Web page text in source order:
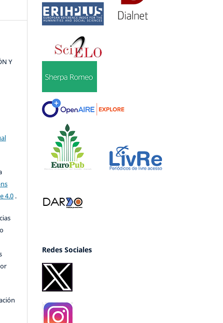
Y
4.0 .
Redes Sociales